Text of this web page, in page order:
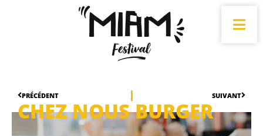
PRÉCÉDENT SUIVANT
CHEZ NOUS BURGER